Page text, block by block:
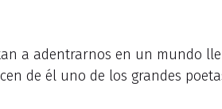
a adentrarnos en un mundo
de él uno de los grandes